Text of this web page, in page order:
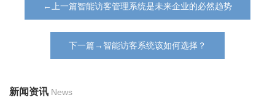
←上一篇智能访客管理系统是未来企业的必然趋势
下一篇→智能访客系统该如何选择？
新闻资讯 News